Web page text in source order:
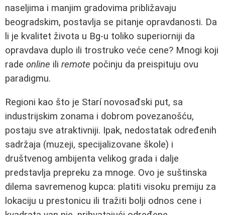
naseljima i manjim gradovima približavaju
beogradskim, postavlja se pitanje opravdanosti. Da
li je kvalitet života u Bg-u toliko superiorniji da
opravdava duplo ili trostruko veće cene? Mnogi koji
rade online ili remote počinju da preispituju ovu
paradigmu.
Regioni kao što je Starí novosađski put, sa
industrijskim zonama i dobrom povezanošću,
postaju sve atraktivniji. Ipak, nedostatak određenih
sadržaja (muzeji, specijalizovane škole) i
društvenog ambijenta velikog grada i dalje
predstavlja prepreku za mnoge. Ovo je suštinska
dilema savremenog kupca: platiti visoku premiju za
lokaciju u prestonicu ili tražiti bolji odnos cene i